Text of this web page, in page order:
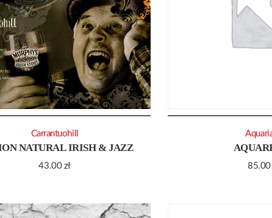
NATURAL IRISH & JAZZ
43.00 zł
Carrantuohill